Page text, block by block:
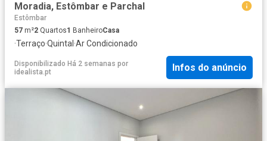
Moradia, Estômbar e Parchal
Estômbar
57 m²2 Quartos1 BanheiroCasa
·Terraço·Quintal ·Ar Condicionado
Disponibilizado Há 2 semanas por
idealista.pt
Infos do anúncio